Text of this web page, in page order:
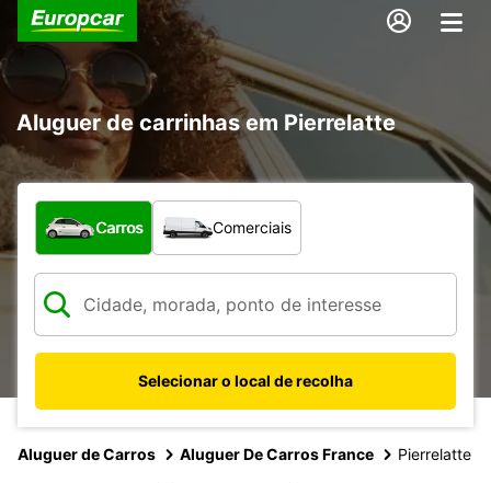
Aluguer de carrinhas em Pierrelatte
Que tipo de veículo pretende?
Carros Comerciais
Selecionar o local de recolha
Aluguer de Carros Aluguer De Carros France Pierrelatte